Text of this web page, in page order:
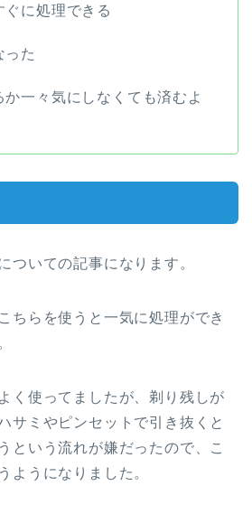
に処理できる
った
か一々気にしなくても済むよ
ついての記事になります。
ちらを使うと一気に処理ができ
く使ってましたが、剃り残しが
サミやピンセットで引き抜くと
という流れが嫌だったので、こ
ようになりました。